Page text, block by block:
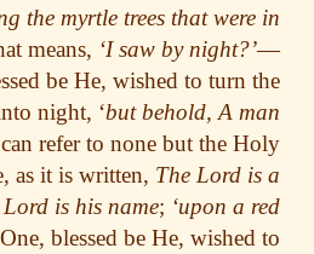
among the myrtle trees that
What means,‘I saw by
blessed be He, wished to
into night, ‘but behold, A
can refer to none but the
be He, as it is written,The Lord
the Lord is his name;‘upon
One, blessed be He,